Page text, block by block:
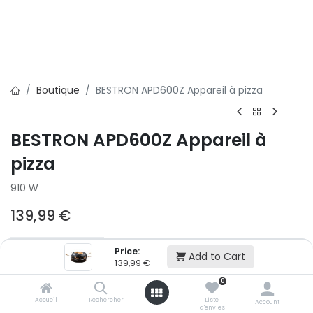
Price:
139,99 € Add to Cart
Accueil Rechercher
0
Liste
d'envies
Account
Boutique BESTRON APD600Z Appareil à pizza
BESTRON APD600Z Appareil à
pizza
910 W
139,99 €
Ajouter au panier
Ajouter à la liste d'envie